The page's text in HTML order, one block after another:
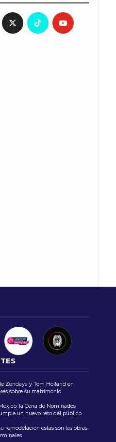
Zendaya y Tom Holland en
sobre su matrimonio
la Cena de Nominados
un nuevo reto del público
remodelación estas son las obras